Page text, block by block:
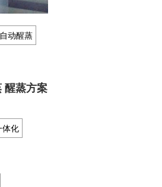
醒蒸方案